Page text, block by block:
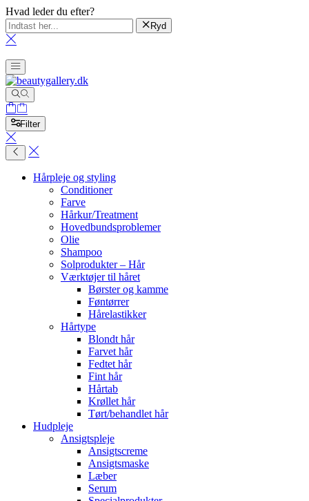
Hvad leder du efter?
Ryd
Filter
Hårpleje og styling
Conditioner
Farve
Hårkur/Treatment
Hovedbundsproblemer
Olie
Shampoo
Solprodukter – Hår
Værktøjer til håret
Børster og kamme
Føntørrer
Hårelastikker
Hårtype
Blondt hår
Farvet hår
Fedtet hår
Fint hår
Hårtab
Krøllet hår
Tørt/behandlet hår
Hudpleje
Ansigtspleje
Ansigtscreme
Ansigtsmaske
Læber
Serum